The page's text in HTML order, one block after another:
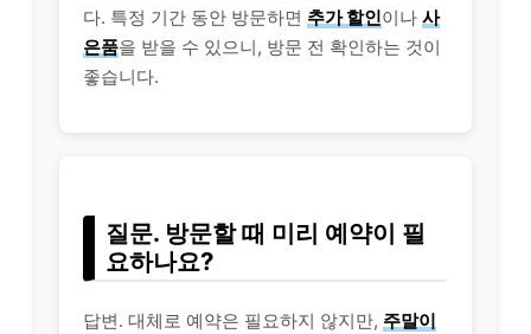
다. 특정 기간 동안 방문하면 추가 할인이나 사
은품을 받을 수 있으니, 방문 전 확인하는 것이
좋습니다.
질문. 방문할 때 미리 예약이 필
요하나요?
답변. 대체로 예약은 필요하지 않지만, 주말이